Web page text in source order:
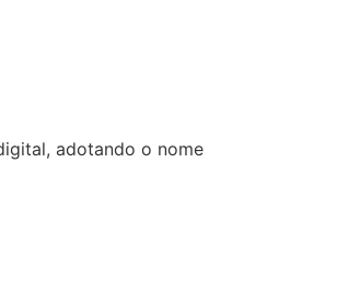
adotando o nome